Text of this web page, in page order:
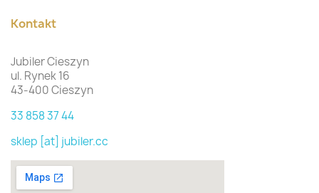
Kontakt
Jubiler Cieszyn
ul. Rynek 16
43-400 Cieszyn
33 858 37 44
sklep [at] jubiler.cc